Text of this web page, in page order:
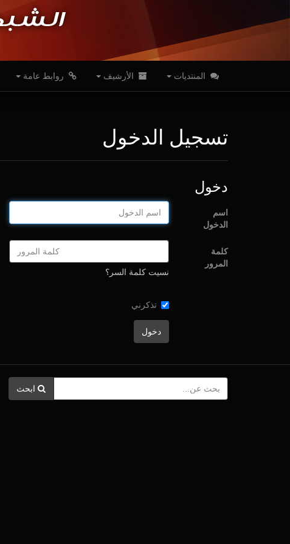
المنتديات الأرشيف روابط عامة
تسجيل الدخول
دخول
اسم
الدخول
كلمة
المرور
نسيت كلمة السر؟
تذكرني
ابحث